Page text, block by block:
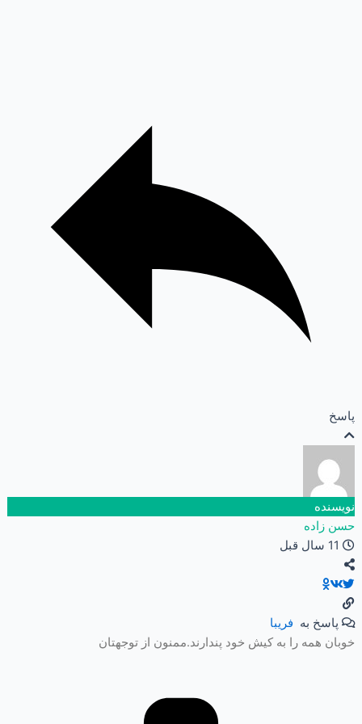
پاسخ
نویسنده
حسن زاده
11 سال قبل
پاسخ به فريبا
خوبان همه را به کیش خود پندارند.ممنون از توجهتان